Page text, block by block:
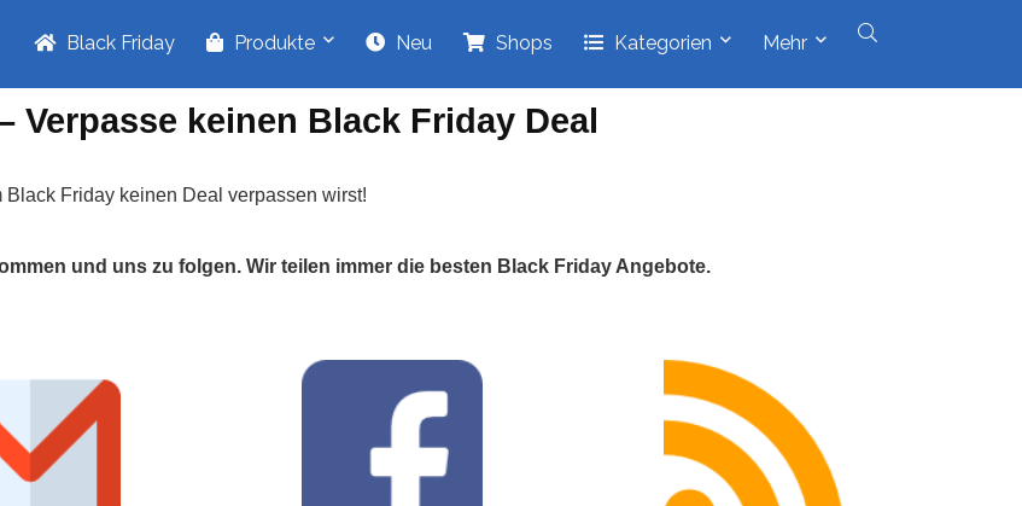
Black Friday Produkte Neu Shops Kategorien Mehr
Verpasse keinen Black Friday Deal
Friday keinen Deal verpassen wirst!
und uns zu folgen. Wir teilen immer die besten Black Friday Angebote.